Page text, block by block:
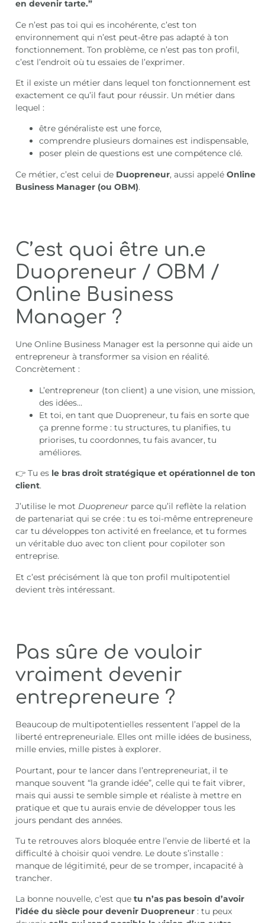
en devenir tarte.”
Ce n’est pas toi qui es incohérente, c’est ton
environnement qui n’est peut-être pas adapté à ton
fonctionnement. Ton problème, ce n’est pas ton profil,
c’est l’endroit où tu essaies de l’exprimer.
Et il existe un métier dans lequel ton fonctionnement est
exactement ce qu’il faut pour réussir. Un métier dans
lequel :
être généraliste est une force,
comprendre plusieurs domaines est indispensable,
poser plein de questions est une compétence clé.
Ce métier, c’est celui de Duopreneur, aussi appeléOnline
Business Manager (ou OBM).
C’est quoi être un.e
Duopreneur / OBM /
Online Business
Manager ?
Une Online Business Manager est la personne qui aide un
entrepreneur à transformer sa vision en réalité.
Concrètement :
L’entrepreneur (ton client) a une vision, une mission,
des idées…
Et toi, en tant que Duopreneur, tu fais en sorte que
ça prenne forme : tu structures, tu planifies, tu
priorises, tu coordonnes, tu fais avancer, tu
améliores.
👉 Tu es le bras droit stratégique et opérationnel de ton
client.
J’utilise le mot Duopreneur parce qu’il reflète la relation
de partenariat qui se crée : tu es toi-même entrepreneure
car tu développes ton activité en freelance, et tu formes
un véritable duo avec ton client pour copiloter son
entreprise.
Et c’est précisément là que ton profil multipotentiel
devient très intéressant.
Pas sûre de vouloir
vraiment devenir
entrepreneure ?
Beaucoup de multipotentielles ressentent l’appel de la
liberté entrepreneuriale. Elles ont mille idées de business,
mille envies, mille pistes à explorer.
Pourtant, pour te lancer dans l’entrepreneuriat, il te
manque souvent “la grande idée”, celle qui te fait vibrer,
mais qui aussi te semble simple et réaliste à mettre en
pratique et que tu aurais envie de développer tous les
jours pendant des années.
Tu te retrouves alors bloquée entre l’envie de liberté et la
difficulté à choisir quoi vendre. Le doute s’installe :
manque de légitimité, peur de se tromper, incapacité à
trancher.
La bonne nouvelle, c’est quetu n’as pas besoin d’avoir
l’idée du siècle pour devenir Duopreneur : tu peux